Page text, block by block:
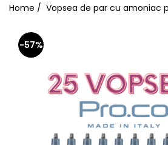
Home / Vopsea de par cu amoniac
-57%